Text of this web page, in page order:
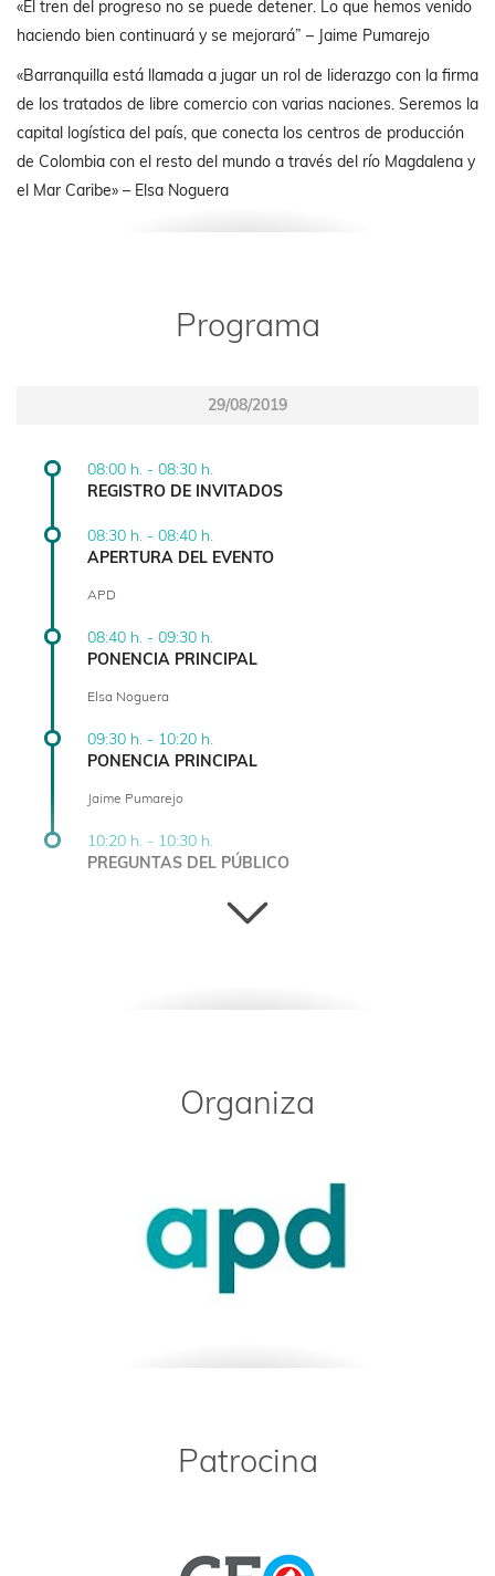
«El tren del progreso no se puede detener. Lo que hemos venido
haciendo bien continuará y se mejorará” – Jaime Pumarejo
«Barranquilla está llamada a jugar un rol de liderazgo con la firma
de los tratados de libre comercio con varias naciones. Seremos la
capital logística del país, que conecta los centros de producción
de Colombia con el resto del mundo a través del río Magdalena y
el Mar Caribe» – Elsa Noguera
Programa
29/08/2019
08:00 h. - 08:30 h.
REGISTRO DE INVITADOS
08:30 h. - 08:40 h.
APERTURA DEL EVENTO
APD
08:40 h. - 09:30 h.
PONENCIA PRINCIPAL
Elsa Noguera
09:30 h. - 10:20 h.
PONENCIA PRINCIPAL
Jaime Pumarejo
10:20 h. - 10:30 h.
PREGUNTAS DEL PÚBLICO
Organiza
Patrocina